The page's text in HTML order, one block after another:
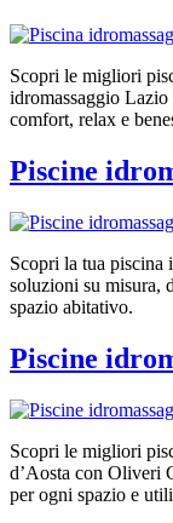
Scopri le migliori
idromassaggio
comfort, relax e
Piscine
Scopri la tua piscina
soluzioni su misura,
spazio abitativo.
Piscine
Scopri le migliori
d’Aosta con Oliveri
per ogni spazio e